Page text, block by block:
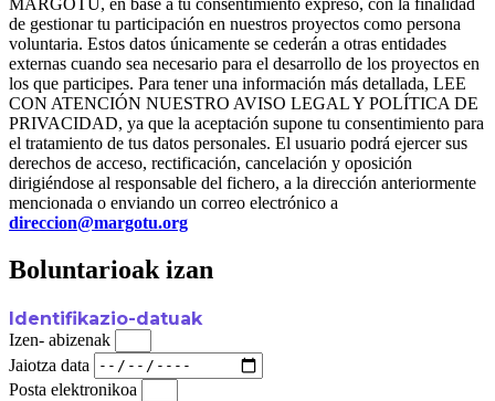
de gestionar tu participación en nuestros proyectos como persona
voluntaria. Estos datos únicamente se cederán a otras entidades
externas cuando sea necesario para el desarrollo de los proyectos en
los que participes. Para tener una información más detallada, LEE
CON ATENCIÓN NUESTRO AVISO LEGAL Y POLÍTICA DE
PRIVACIDAD, ya que la aceptación supone tu consentimiento para
el tratamiento de tus datos personales. El usuario podrá ejercer sus
derechos de acceso, rectificación, cancelación y oposición
dirigiéndose al responsable del fichero, a la dirección anteriormente
mencionada o enviando un correo electrónico a
direccion@margotu.org
Boluntarioak izan
Identifikazio-datuak
Izen- abizenak
Jaiotza data
Posta elektronikoa